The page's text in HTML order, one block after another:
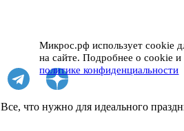
Микрос.рф использует cookie
на сайте. Подробнее о cookie
политике конфиденциальности
Все, что нужно для идеального